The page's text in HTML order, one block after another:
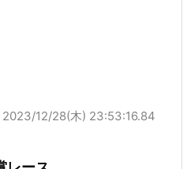
2023/12/28(木) 23:53:16.84